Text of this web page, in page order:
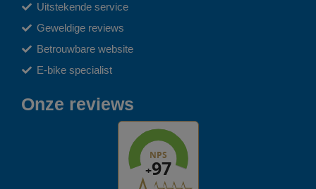
Uitstekende service
Geweldige reviews
Betrouwbare website
E-bike specialist
Onze reviews